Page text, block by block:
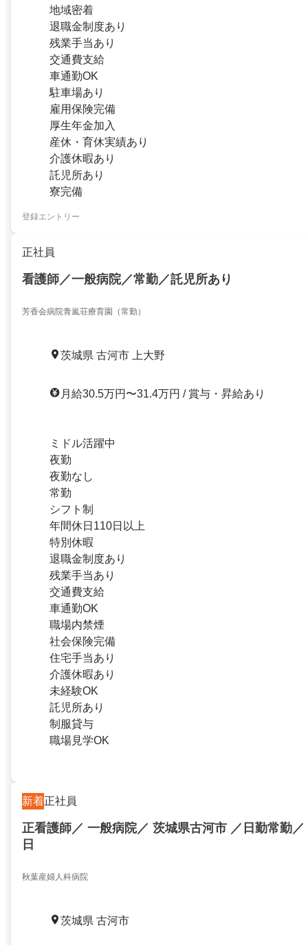
地域密着
退職金制度あり
残業手当あり
交通費支給
車通勤OK
駐車場あり
雇用保険完備
厚生年金加入
産休・育休実績あり
介護休暇あり
託児所あり
寮完備
登録エントリー
正社員
看護師／一般病院／常勤／託児所あり
芳香会病院青嵐荘療育園（常勤）
茨城県 古河市 上大野
月給30.5万円〜31.4万円 / 賞与・昇給あり
ミドル活躍中
夜勤
夜勤なし
常勤
シフト制
年間休日110日以上
特別休暇
退職金制度あり
残業手当あり
交通費支給
車通勤OK
職場内禁煙
社会保険完備
住宅手当あり
介護休暇あり
未経験OK
託児所あり
制服貸与
職場見学OK
新着正社員
正看護師／ 一般病院／ 茨城県古河市 ／日勤常勤
日
秋葉産婦人科病院
茨城県 古河市